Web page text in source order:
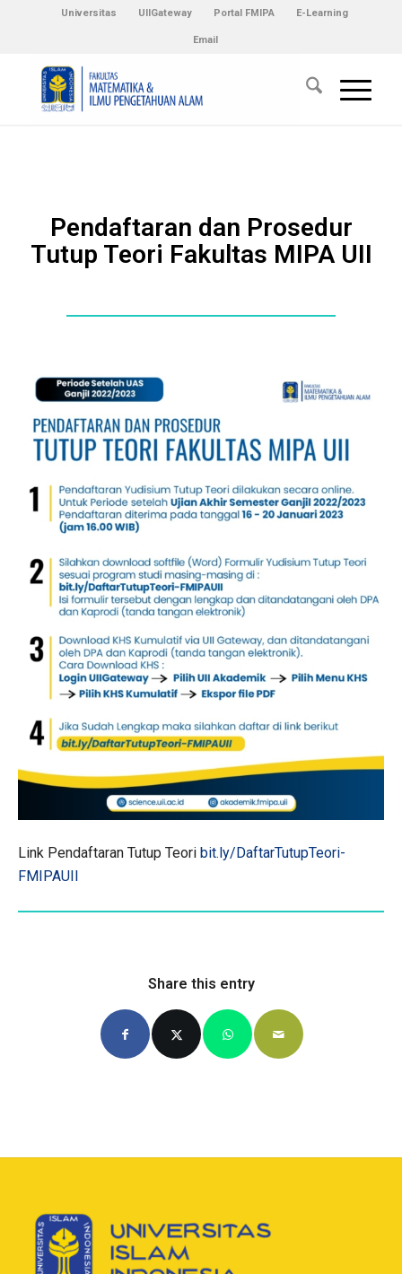
Universitas UIIGateway Portal FMIPA E-Learning
Email
Pendaftaran dan Prosedur
Tutup Teori Fakultas MIPA UII
Link Pendaftaran Tutup Teori bit.ly/DaftarTutupTeori-
FMIPAUII
Share this entry